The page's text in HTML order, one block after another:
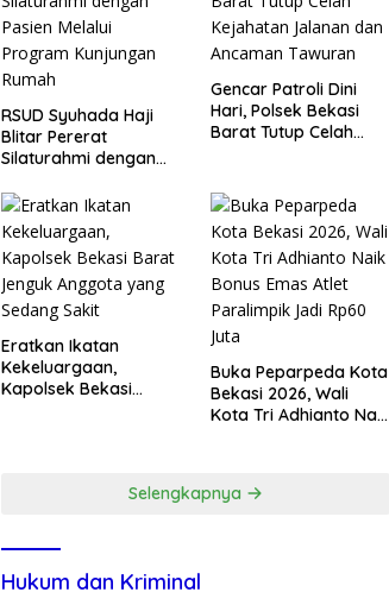
RSUD Syuhada Haji
Blitar Pererat
Silaturahmi dengan
Program Kunjungan
Rumah
Gencar Patroli Dini
Hari, Polsek Bekasi
Barat Tutup Celah
Tawuran
Eratkan Ikatan
Kekeluargaan,
Kapolsek Bekasi
Buka Peparpeda Kota
Bekasi 2026, Wali
Kota Tri Adhianto Naik
Selengkapnya
Hukum dan Kriminal